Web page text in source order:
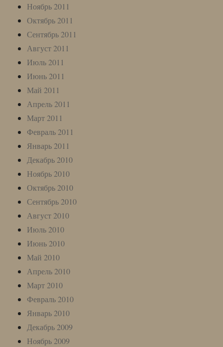
Ноябрь 2011
Октябрь 2011
Сентябрь 2011
Август 2011
Июль 2011
Июнь 2011
Май 2011
Апрель 2011
Март 2011
Февраль 2011
Январь 2011
Декабрь 2010
Ноябрь 2010
Октябрь 2010
Сентябрь 2010
Август 2010
Июль 2010
Июнь 2010
Май 2010
Апрель 2010
Март 2010
Февраль 2010
Январь 2010
Декабрь 2009
Ноябрь 2009